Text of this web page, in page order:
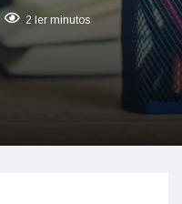
2 ler minutos